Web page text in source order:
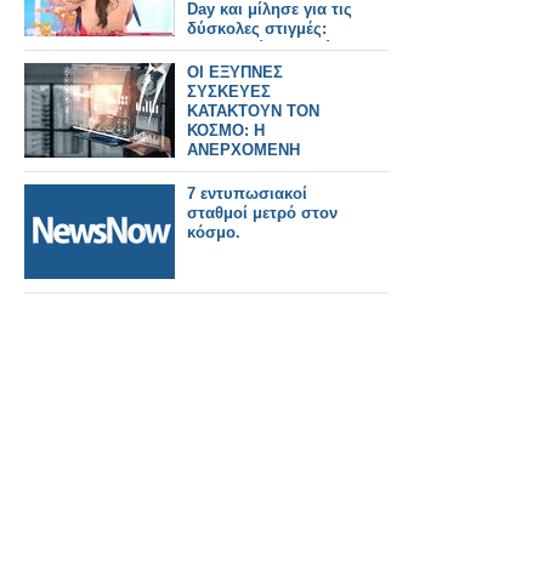
Day και μίλησε για τις
δύσκολες στιγμές:
«Δεν το εύχομαι ούτε
στον χειρότερο εχθρό
μου»
ΟΙ ΕΞΥΠΝΕΣ
ΣΥΣΚΕΥΕΣ
ΚΑΤΑΚΤΟΥΝ ΤΟΝ
ΚΟΣΜΟ: Η
ΑΝΕΡΧΟΜΕΝΗ
ΔΥΝΑΜΗ ΤΟΥ IoT
7 εντυπωσιακοί
σταθμοί μετρό στον
κόσμο.